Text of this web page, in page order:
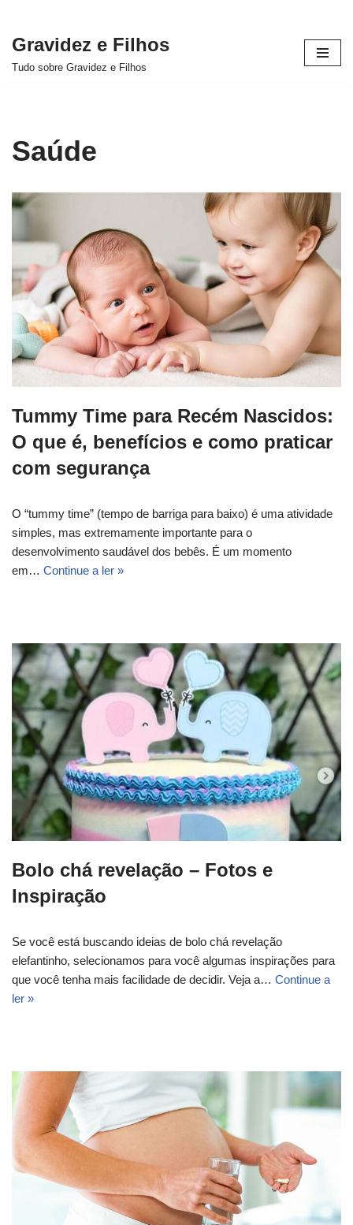
Pular
Gravidez e Filhos
Tudo sobre Gravidez e Filhos
Saúde
Tummy Time para Recém Nascidos:
O que é, benefícios e como praticar
com segurança
O “tummy time” (tempo de barriga para baixo) é uma atividade
simples, mas extremamente importante para o
desenvolvimento saudável dos bebês. É um momento
em… Continue a ler »
Bolo chá revelação – Fotos e
Inspiração
Se você está buscando ideias de bolo chá revelação
elefantinho, selecionamos para você algumas inspirações para
que você tenha mais facilidade de decidir. Veja a… Continue a
ler »